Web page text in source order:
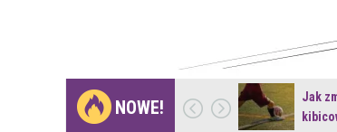
NOWE!
Gdzie pojechać na
weekend z naturą w…
Jak